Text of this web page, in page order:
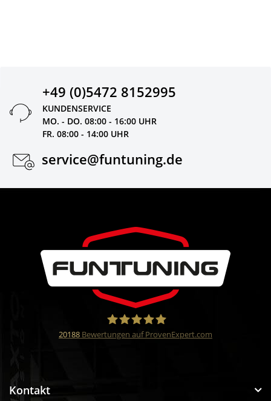
+49 (0)5472 8152995
KUNDENSERVICE
MO. - DO. 08:00 - 16:00 UHR
FR. 08:00 - 14:00 UHR
service@funtuning.de
20188 Bewertungen auf ProvenExpert.com
Kontakt